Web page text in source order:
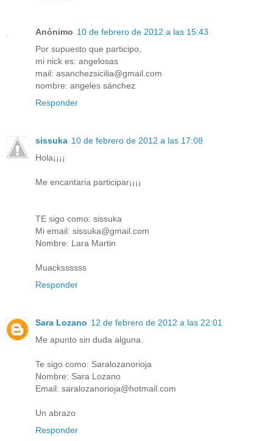
Anónimo 10 de febrero de 2012 a las 15:43
Por supuesto que participo,
mi nick es: angelosas
mail: asanchezsicilia@gmail.com
nombre: angeles sánchez
Responder
sissuka 10 de febrero de 2012 a las 17:08
Hola¡¡¡¡
Me encantaria participar¡¡¡¡
TE sigo como: sissuka
Mi email: sissuka@gmail.com
Nombre: Lara Martin
Muackssssss
Responder
Sara Lozano 12 de febrero de 2012 a las 22:01
Me apunto sin duda alguna.
Te sigo como: Saralozanorioja
Nombre: Sara Lozano
Email: saralozanorioja@hotmail.com
Un abrazo
Responder